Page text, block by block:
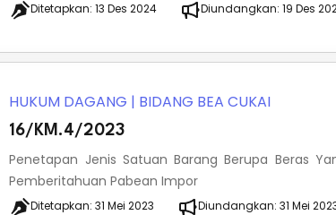
Ditetapkan:13 Des 2024 Diundangkan:19 Des
HUKUM DAGANG | BIDANG BEA CUKAI
16/KM.4/2023
Penetapan Jenis Satuan Barang Berupa Beras
Pemberitahuan Pabean Impor
Ditetapkan:31 Mei 2023 Diundangkan:31 Mei